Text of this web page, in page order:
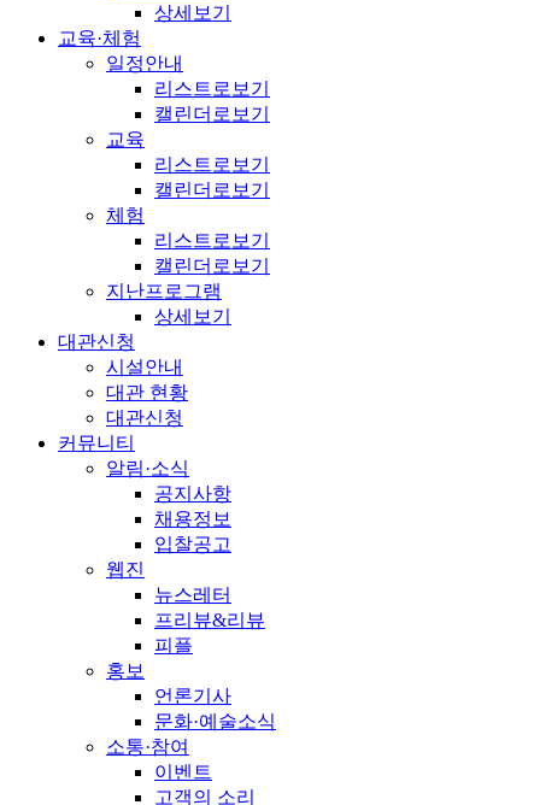
상세보기
교육·체험
일정안내
리스트로보기
캘린더로보기
교육
리스트로보기
캘린더로보기
체험
리스트로보기
캘린더로보기
지난프로그램
상세보기
대관신청
시설안내
대관 현황
대관신청
커뮤니티
알림·소식
공지사항
채용정보
입찰공고
웹진
뉴스레터
프리뷰&리뷰
피플
홍보
언론기사
문화·예술소식
소통·참여
이벤트
고객의 소리